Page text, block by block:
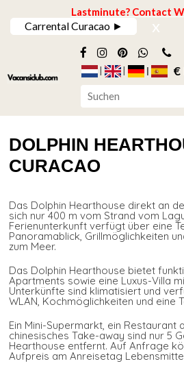
Lastminute? Contact
Carrental Curacao ► x
€
DOLPHIN
CURACAO
Das Dolphin Hearthouse direkt an
sich nur 400 m vom Strand vom
Ferienunterkunft verfügt über eine
Panoramablick, Grillmöglichkeiten
zum Meer.
Das Dolphin Hearthouse bietet
Apartments sowie eine Luxus-Villa
Unterkünfte sind klimatisiert und
WLAN, Kochmöglichkeiten und eine
Ein Mini-Supermarkt, ein Restaurant
chinesisches Take-away sind nur 5
Hearthouse entfernt. Auf Anfrage
Aufpreis am Anreisetag